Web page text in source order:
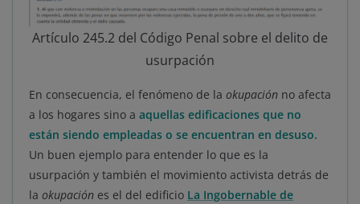
Artículo 245.2 del Código Penal sobre el delito de
usurpación
En consecuencia, el fenómeno de la okupación no afecta
a los hogares sino a aquellas edificaciones que no
están siendo empleadas o se encuentran en desuso.
Un buen ejemplo para entender lo que es la
usurpación y también el movimiento activista detrás de
la okupación es el del edificio La Ingobernable de